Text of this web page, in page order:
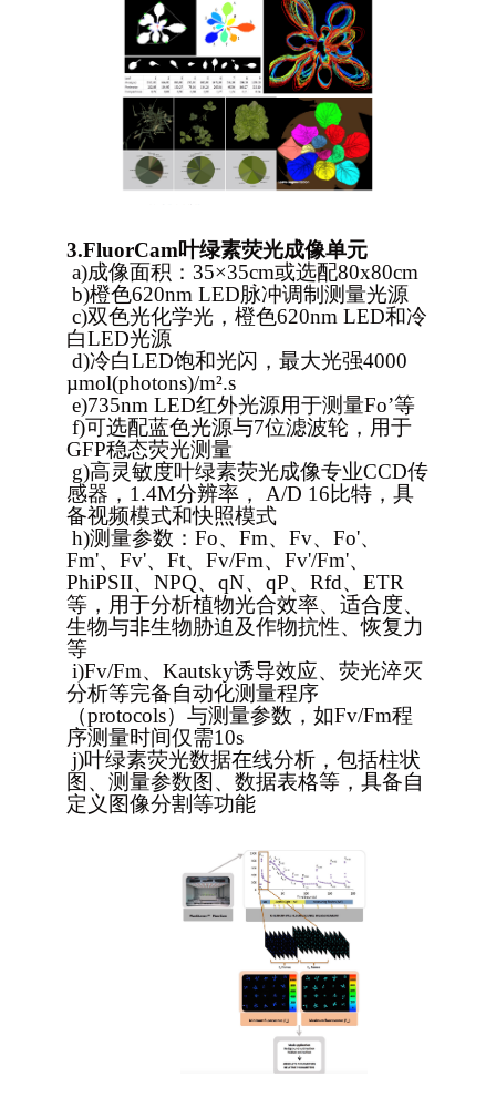
3.FluorCam叶绿素荧光成像单元
a)成像面积：35×35cm或选配80x80cm
b)橙色620nm LED脉冲调制测量光源
c)双色光化学光，橙色620nm LED和冷
白LED光源
d)冷白LED饱和光闪，最大光强4000
µmol(photons)/m².s
e)735nm LED红外光源用于测量Fo’等
f)可选配蓝色光源与7位滤波轮，用于
GFP稳态荧光测量
g)高灵敏度叶绿素荧光成像专业CCD传
感器，1.4M分辨率， A/D 16比特，具
备视频模式和快照模式
h)测量参数： Fo、 Fm、 Fv、 Fo'、
Fm'、 Fv'、 Ft、 Fv/Fm、 Fv'/Fm'、
PhiPSII、 NPQ、 qN、 qP、 Rfd、 ETR
等，用于分析植物光合效率、适合度、
生物与非生物胁迫及作物抗性、恢复力
等
i)Fv/Fm、Kautsky诱导效应、荧光淬灭
分析等完备自动化测量程序
（protocols）与测量参数，如Fv/Fm程
序测量时间仅需10s
j)叶绿素荧光数据在线分析，包括柱状
图、测量参数图、数据表格等，具备自
定义图像分割等功能